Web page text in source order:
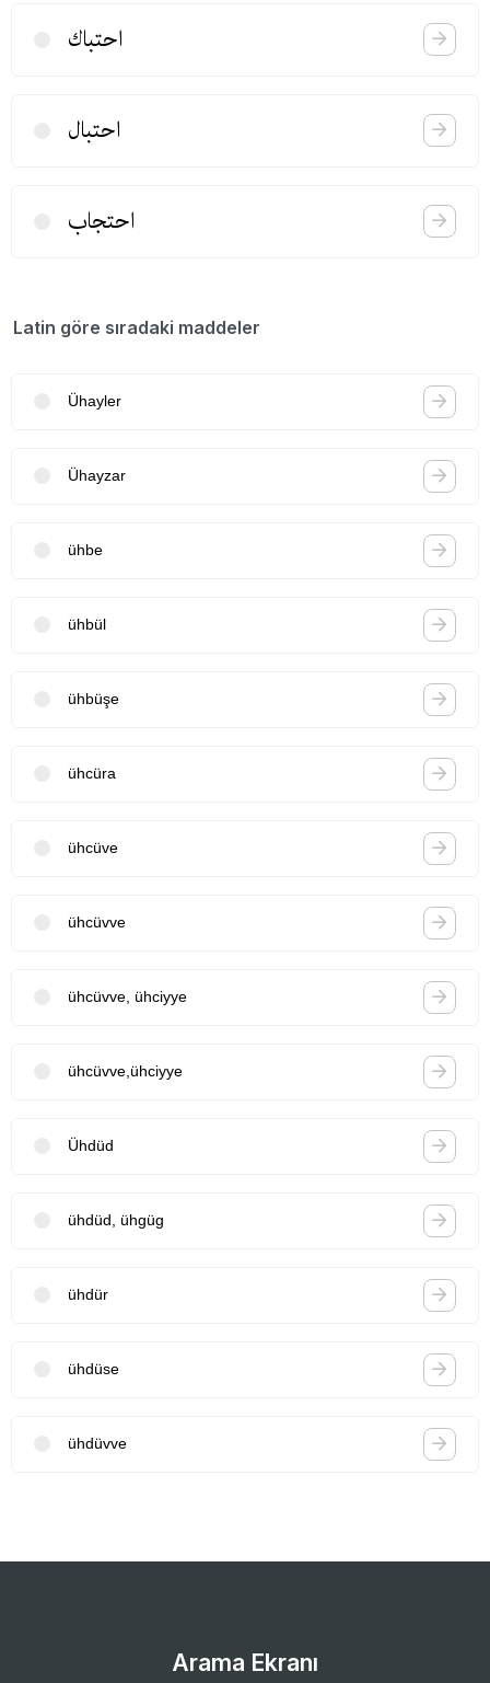
احتباك
احتبال
احتجاب
Latin göre sıradaki maddeler
Ühayler
Ühayzar
ühbe
ühbül
ühbüşe
ühcüra
ühcüve
ühcüvve
ühcüvve, ühciyye
ühcüvve,ühciyye
Ühdüd
ühdüd, ühgüg
ühdür
ühdüse
ühdüvve
Arama Ekranı